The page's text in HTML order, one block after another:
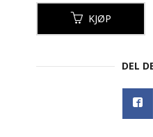
KJØP
DEL